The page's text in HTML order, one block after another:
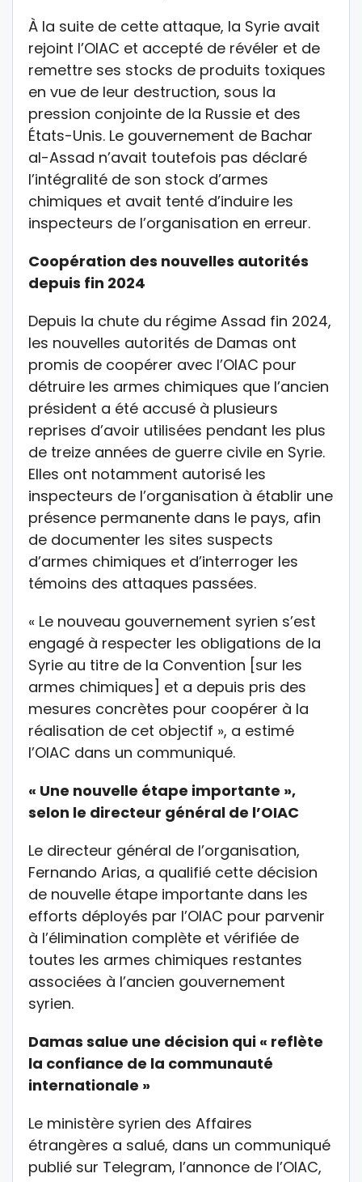
À la suite de cette attaque, la Syrie avait
rejoint l’OIAC et accepté de révéler et de
remettre ses stocks de produits toxiques
en vue de leur destruction, sous la
pression conjointe de la Russie et des
États-Unis. Le gouvernement de Bachar
al-Assad n’avait toutefois pas déclaré
l’intégralité de son stock d’armes
chimiques et avait tenté d’induire les
inspecteurs de l’organisation en erreur.
Coopération des nouvelles autorités
depuis fin 2024
Depuis la chute du régime Assad fin 2024,
les nouvelles autorités de Damas ont
promis de coopérer avec l’OIAC pour
détruire les armes chimiques que l’ancien
président a été accusé à plusieurs
reprises d’avoir utilisées pendant les plus
de treize années de guerre civile en Syrie.
Elles ont notamment autorisé les
inspecteurs de l’organisation à établir une
présence permanente dans le pays, afin
de documenter les sites suspects
d’armes chimiques et d’interroger les
témoins des attaques passées.
« Le nouveau gouvernement syrien s’est
engagé à respecter les obligations de la
Syrie au titre de la Convention [sur les
armes chimiques] et a depuis pris des
mesures concrètes pour coopérer à la
réalisation de cet objectif », a estimé
l’OIAC dans un communiqué.
« Une nouvelle étape importante »,
selon le directeur général de l’OIAC
Le directeur général de l’organisation,
Fernando Arias, a qualifié cette décision
de nouvelle étape importante dans les
efforts déployés par l’OIAC pour parvenir
à l’élimination complète et vérifiée de
toutes les armes chimiques restantes
associées à l’ancien gouvernement
syrien.
Damas salue une décision qui « reflète
la confiance de la communauté
internationale »
Le ministère syrien des Affaires
étrangères a salué, dans un communiqué
publié sur Telegram, l’annonce de l’OIAC,